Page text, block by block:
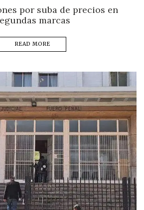
por suba de precios en
marcas
READ MORE